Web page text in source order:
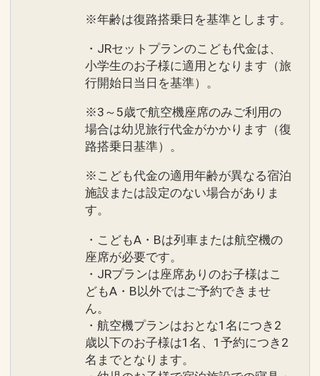
※年齢は復路搭乗日を基準とします。
・JRセットプランのこども代金は、
小学生のお子様に適用となります（旅
行開始日当日を基準）。
※3～5歳で航空機座席のみご利用の
場合は幼児旅行代金がかかります（復
路搭乗日基準）。
※こども代金の適用年齢が異なる宿泊
施設または設定のない場合がありま
す。
・こどもA・Bは列車または航空機の
座席が必要です。
・JRプランは座席ありのお子様はこ
どもA・B以外ではご予約できませ
ん。
・航空機プランはおとな1名につき2
歳以下のお子様は1名、1予約につき2
名までとなります。